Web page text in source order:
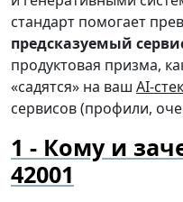
стандарт помогает
предсказуемый
продуктовая призма,
«садятся» на ваш AI-стек
сервисов (профили,
Кому и
42001